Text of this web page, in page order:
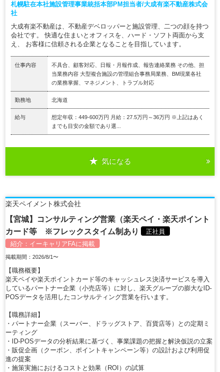
札幌駐在本社施設管理事業統括本部PM担当者/大成有楽不動産株式会
社
大成有楽不動産は、不動産デベロッパーと施設管理、二つの顔を持つ
会社です。 快適な住まいとオフィスを、ハード・ソフト両面から支
え、 お客様に信頼される企業となることを目指しています。
仕事内容
不具合、顧客対応、日報・月報作成、報告連絡業務 その他、担
当業務内容 大型複合施設の管理組合事務局業務、BM現業各社
の業務掌握、マネジメント、トラブル対応
勤務地 北海道
給与
想定年収：449-600万円 月給：27.5万円～36万円 ※上記はあく
までも目安の金額であり選...
気になる
楽天ペイメント株式会社
【宮城】コンサルティング営業（楽天ペイ・楽天ポイント
カード等 ※フレックスタイム制あり
正社員
紹介： イーキャリアFAに掲載
掲載期間：2026/8/1〜
【職務概要】
楽天ペイや楽天ポイントカード等のキャッシュレス決済サービスを導入
しているパートナー企業（小売店等）に対し、楽天グループの膨大なID-
POSデータを活用したコンサルティング営業を行います。
【職務詳細】
・パートナー企業（スーパー、ドラッグストア、百貨店等）との定期ミ
ーティング
・ID-POSデータの分析結果に基づく、事業課題の把握と解決仮説の立案
・販促企画（クーポン、ポイントキャンペーン等）の設計および利用促
進の提案
・施策実施におけるコストと効果（ROI）の試算